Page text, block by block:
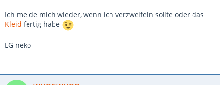
Ich melde mich wieder, wenn ich verzweifeln sollte oder das
Kleid fertig habe
LG neko